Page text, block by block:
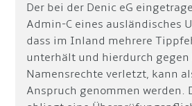
Der bei der Denic eG
Admin-C eines ausländisches
dass im Inland mehrere
unterhält und hierdurch gegen
Namensrechte verletzt, kann
Anspruch genommen werden.